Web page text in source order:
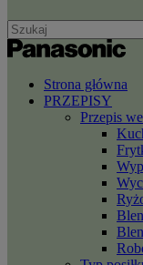
Strona główna
PRZEPISY
Przepis